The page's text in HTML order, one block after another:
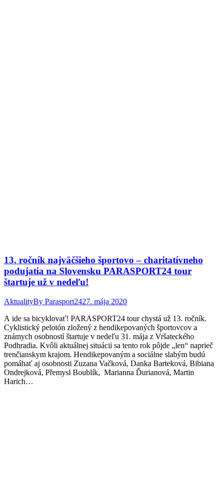
13. ročník najväčšieho športovo – charitatívneho
podujatia na Slovensku PARASPORT24 tour
štartuje už v nedeľu!
AktualityBy Parasport2427. mája 2020
A ide sa bicyklovať! PARASPORT24 tour chystá už 13. ročník.
Cyklistický pelotón zložený z hendikepovaných športovcov a
známych osobností štartuje v nedeľu 31. mája z Vršateckého
Podhradia. Kvôli aktuálnej situácii sa tento rok pôjde „len“ naprieč
trenčianskym krajom. Hendikepovaným a sociálne slabým budú
pomáhať aj osobnosti Zuzana Vačková, Danka Barteková, Bibiana
Ondrejková, Přemysl Boublík, Marianna Ďurianová, Martin
Harich…